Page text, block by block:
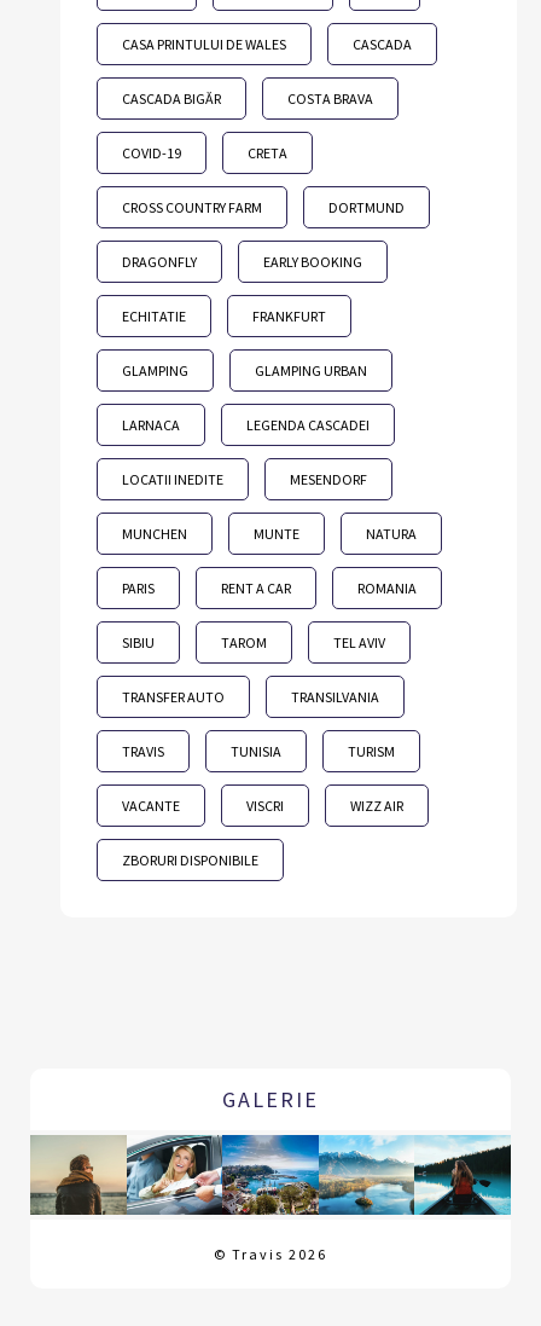
CASA PRINTULUI DE WALES CASCADA
CASCADA BIGĂR COSTA BRAVA
COVID-19 CRETA
CROSS COUNTRY FARM DORTMUND
DRAGONFLY EARLY BOOKING
ECHITATIE FRANKFURT
GLAMPING GLAMPING URBAN
LARNACA LEGENDA CASCADEI
LOCATII INEDITE MESENDORF
MUNCHEN MUNTE NATURA
PARIS RENT A CAR ROMANIA
SIBIU TAROM TEL AVIV
TRANSFER AUTO TRANSILVANIA
TRAVIS TUNISIA TURISM
VACANTE VISCRI WIZZ AIR
ZBORURI DISPONIBILE
GALERIE
© Travis 2026